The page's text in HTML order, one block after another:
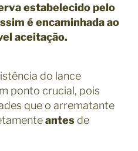
estabelecido pelo
é encaminhada ao
aceitação.
do lance
ponto crucial, pois
que o arrematante
antes de